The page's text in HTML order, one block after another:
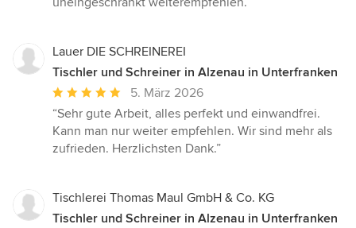
Lauer DIE SCHREINEREI
Tischler und Schreiner in Alzenau in Unterfranken
Durchschnittliche
Bewertung:
5
von
5. März 2026
“Sehr gute Arbeit, alles perfekt und einwandfrei.
Kann man nur weiter empfehlen. Wir sind mehr als
zufrieden. Herzlichsten Dank.”
Tischlerei Thomas Maul GmbH & Co. KG
Tischler und Schreiner in Alzenau in Unterfranken